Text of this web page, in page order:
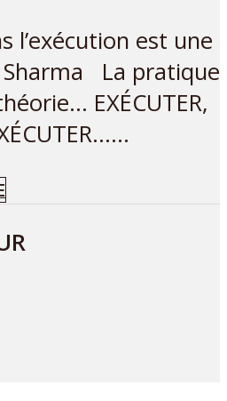
l’exécution est une
Sharma La pratique
EXÉCUTER,